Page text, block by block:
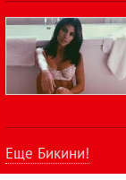
Еще Бикини!